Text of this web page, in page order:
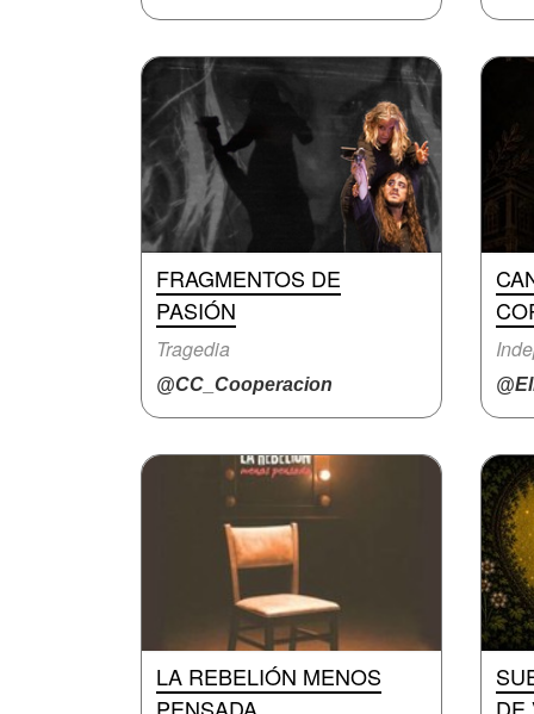
FRAGMENTOS DE
PASIÓN
Tragedia
@CC_Cooperacion
LA REBELIÓN MENOS